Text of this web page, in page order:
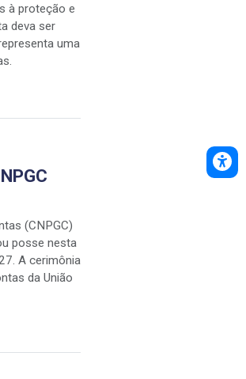
à proteção e
deva ser
uma
(CNPGC)
posse nesta
A cerimônia
da União